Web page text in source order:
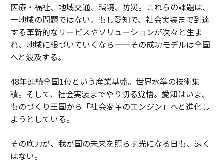
医療・福祉、地域交通、環境、防災。これらの課題は、
一地域の問題ではない。もし愛知で、社会実装まで到達
する革新的なサービスやソリューションが次々と生ま
れ、地域に根づいていくなら——その成功モデルは全国
へと波及する。
48年連続全国1位という産業基盤。世界水準の技術集
積。そして、社会実装までやり切る覚悟。愛知はいま、
ものづくり王国から「社会変革のエンジン」へと進化し
ようとしている。
その底力が、我が国の未来を照らす光になる日も、遠く
はない。